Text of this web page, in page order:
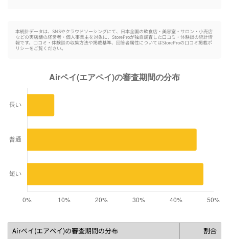
本統計データは、SNSやクラウドソーシングにて、日本全国の飲食店・美容室・サロン・小売店
などの実店舗の経営者・個人事業主を対象に、StoreProが独自調査した口コミ・体験談の統計情
報です。口コミ・体験談の収集方法や掲載基準、回答者属性についてはStoreProの口コミ掲載ポ
リシーをご覧ください。
Airペイ(エアペイ)の審査期間の分布
割合